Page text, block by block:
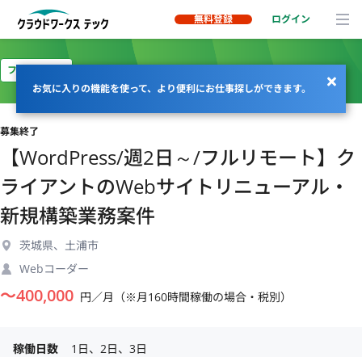
無料登録 ログイン
お気に入りの機能を使って、より便利にお仕事探しができます。
フルリモート
募集終了
【WordPress/週2日～/フルリモート】ク
ライアントのWebサイトリニューアル・
新規構築業務案件
茨城県、土浦市
Webコーダー
〜400,000 円／月（※月160時間稼働の場合・税別）
稼働日数
1日、2日、3日